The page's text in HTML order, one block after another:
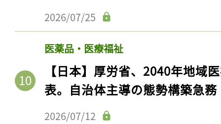
2026/07/25
医薬品・医療福祉
【日本】厚労省、2040年地域
表。自治体主導の態勢構築急務
2026/07/12